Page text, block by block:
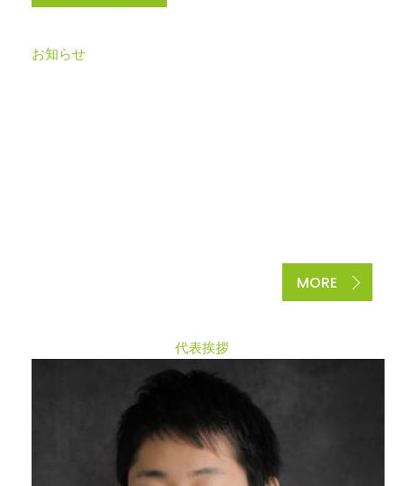
NE W
お知らせ
MORE
MESSAGE
代表挨拶